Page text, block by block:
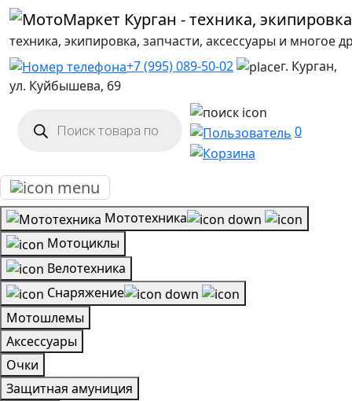
техника, экипировка, запчасти, аксессуары и многое
+7 (995) 089-50-02
г. Курган,
ул. Куйбышева, 69
товаров 0
Мототехника
Мотоциклы
Велотехника
Снаряжение
Мотошлемы
Аксессуары
Очки
Защитная амуниция